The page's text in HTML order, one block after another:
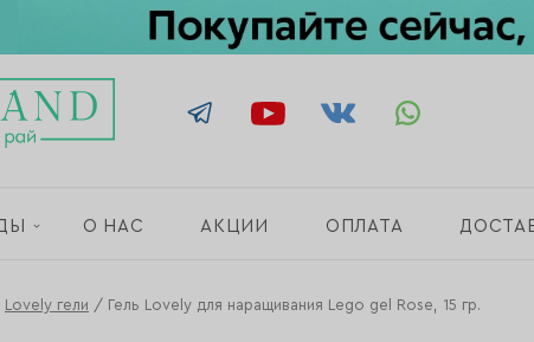
О НАС АКЦИИ ОПЛАТА
Lovely гели / Гель Lovely для наращивания Lego gel Rose, 15 гр.